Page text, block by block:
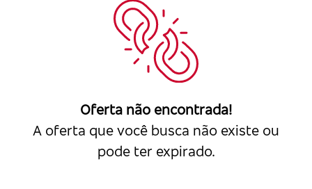
Oferta não encontrada!
A oferta que você busca não existe ou
pode ter expirado.